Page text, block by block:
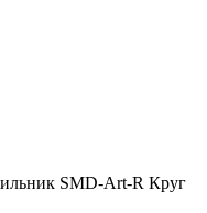
SMD-Art-R Круг